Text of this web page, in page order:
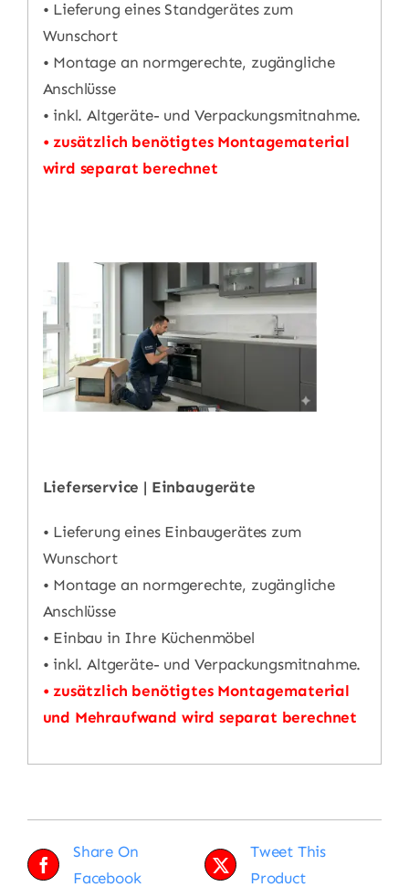
• Lieferung eines Standgerätes zum
Wunschort
• Montage an normgerechte, zugängliche
Anschlüsse
• inkl. Altgeräte- und Verpackungsmitnahme.
• zusätzlich benötigtes Montagematerial
wird separat berechnet
Lieferservice | Einbaugeräte
• Lieferung eines Einbaugerätes zum
Wunschort
• Montage an normgerechte, zugängliche
Anschlüsse
• Einbau in Ihre Küchenmöbel
• inkl. Altgeräte- und Verpackungsmitnahme.
• zusätzlich benötigtes Montagematerial
und Mehraufwand wird separat berechnet
Share On
Facebook
Tweet This
Product